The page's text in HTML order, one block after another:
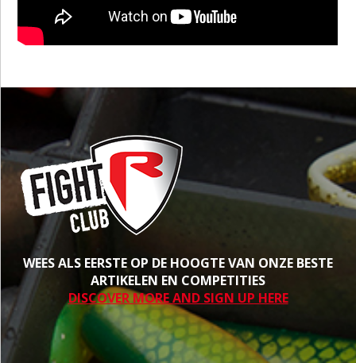
WEES ALS EERSTE OP DE HOOGTE VAN ONZE BESTE
ARTIKELEN EN COMPETITIES
DISCOVER MORE AND SIGN UP HERE